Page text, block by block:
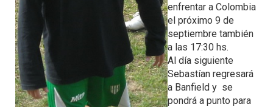
enfrentar a Colombia
el próximo 9 de
septiembre también
a las 17:30 hs.
Al día siguiente
Sebastían regresará
a Banfield y se
pondrá a punto para